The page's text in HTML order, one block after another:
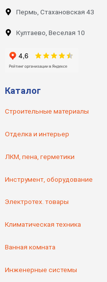
Пермь, Стахановская 43
Култаево, Веселая 10
Каталог
Строительные материалы
Отделка и интерьер
ЛКМ, пена, герметики
Инструмент, оборудование
Электротех. товары
Климатическая техника
Ванная комната
Инженерные системы